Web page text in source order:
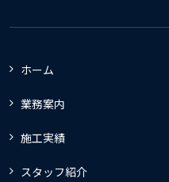
ホーム
業務案内
施工実績
スタッフ紹介